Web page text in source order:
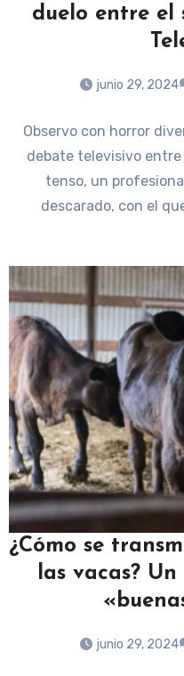
duelo entre el
junio 29, 2024
Observo con horror
debate televisivo
tenso, un
descarado, con el
¿Cómo se
las vacas?
junio 29, 2024